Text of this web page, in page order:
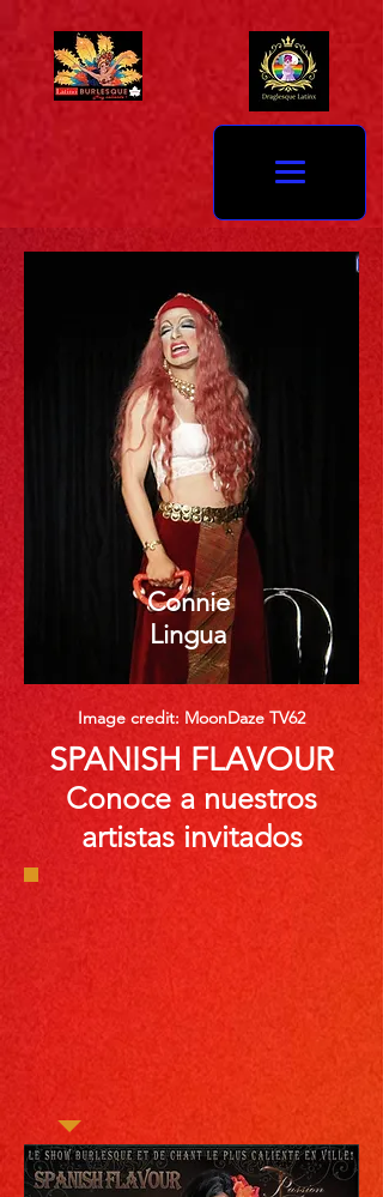
Connie
Lingua
Image credit: MoonDaze TV62
SPANISH FLAVOUR
Conoce a nuestros
artistas invitados